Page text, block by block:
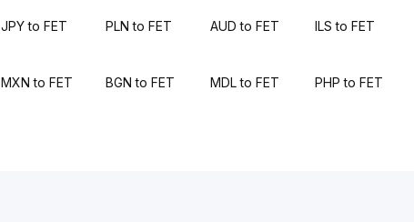
JPY to FET PLN to FET AUD to FET ILS to FET
MXN to FET BGN to FET MDL to FET PHP to FET